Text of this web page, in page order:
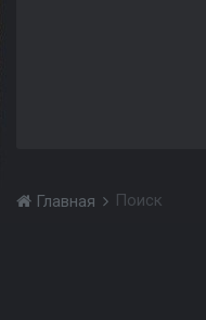
Главная Поиск